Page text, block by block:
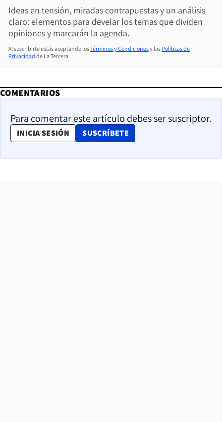
Ideas en tensión, miradas contrapuestas y un análisis
claro: elementos para develar los temas que dividen
opiniones y marcarán la agenda.
Al suscribirte estás aceptando losTérminos y Condicionesy las Políticas de
Privacidad de La Tercera.
COMENTARIOS
Para comentar este artículo debes ser suscriptor.
INICIA SESIÓN SUSCRÍBETE
OPENS IN NEW WINDOW